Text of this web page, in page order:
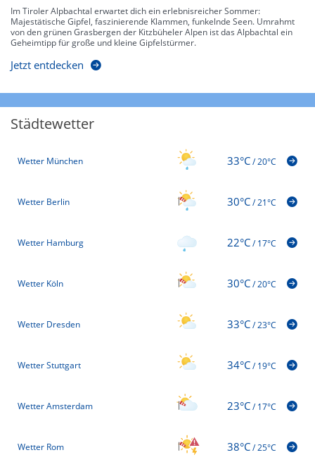
Im Tiroler Alpbachtal erwartet dich ein erlebnisreicher Sommer:
Majestätische Gipfel, faszinierende Klammen, funkelnde Seen. Umrahmt
von den grünen Grasbergen der Kitzbüheler Alpen ist das Alpbachtal ein
Geheimtipp für große und kleine Gipfelstürmer.
Jetzt entdecken
Städtewetter
Wetter München 33°C/20°C
Wetter Berlin 30°C/21°C
Wetter Hamburg 22°C/17°C
Wetter Köln 30°C/20°C
Wetter Dresden 33°C/23°C
Wetter Stuttgart 34°C/19°C
Wetter Amsterdam 23°C/17°C
Wetter Rom 38°C/25°C